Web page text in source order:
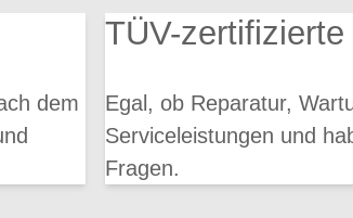
dem
TÜV-
Egal, ob Reparatur,
Serviceleistungen und
Fragen.